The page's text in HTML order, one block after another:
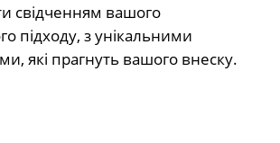
свідченням вашого
підходу, з унікальними
які прагнуть вашого внеску.